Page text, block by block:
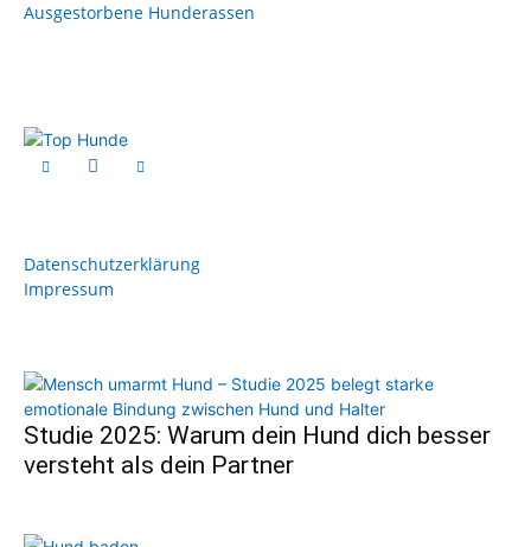
Ausgestorbene Hunderassen
Datenschutzerklärung
Impressum
Studie 2025: Warum dein Hund dich besser
versteht als dein Partner